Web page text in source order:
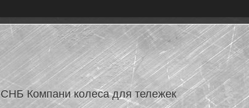
СНБ Компани колеса для тележек